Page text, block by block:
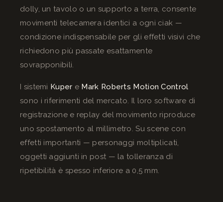
dolly, un tavolo o un supporto a terra, consente
movimenti telecamera identici a ogni ciak —
condizione indispensabile per gli effetti visivi che
richiedono più passate esattamente
sovrapponibili.
I sistemi Kuper e Mark Roberts Motion Control
sono i riferimenti del mercato. Il loro software di
registrazione e replay del movimento riproduce
uno spostamento al millimetro. Su scene con
effetti importanti — personaggi moltiplicati,
oggetti aggiunti in post — la tolleranza di
ripetibilità è spesso inferiore a 0,5 mm.